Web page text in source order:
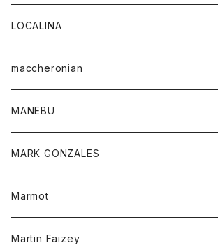
タンクトップ
Tシャツ
セーター
チュニック
ワンピース
Tシャツ
パンツ
アウター
カットソー
トップス
シャツ
LOCALINA
ロングスリーブテーシャツ
maccheronian
靴
MANEBU
靴
MARK GONZALES
トップス
Tシャツ
Marmot
Martin Faizey